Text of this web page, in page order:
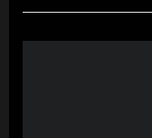
i
o
t
P